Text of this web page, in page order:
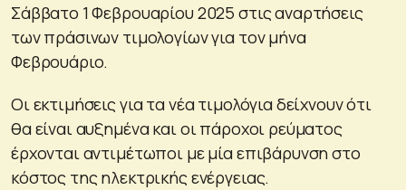
Σάββατο 1 Φεβρουαρίου 2025 στις αναρτήσεις
των πράσινων τιμολογίων για τον μήνα
Φεβρουάριο.
Οι εκτιμήσεις για τα νέα τιμολόγια δείχνουν ότι
θα είναι αυξημένα και οι πάροχοι ρεύματος
έρχονται αντιμέτωποι με μία επιβάρυνση στο
κόστος της ηλεκτρικής ενέργειας.